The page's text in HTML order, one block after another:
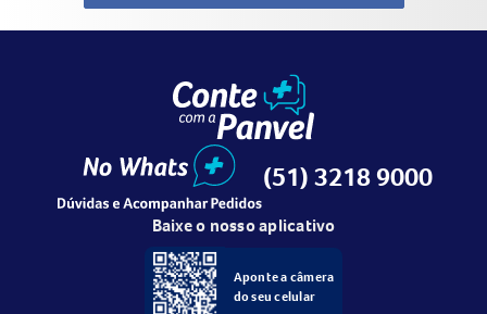
(51) 3218 9000
Baixe o nosso aplicativo
Aponte a câmera
do seu celular